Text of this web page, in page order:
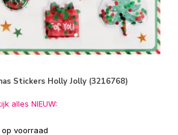
Stickers Holly Jolly (3216768)
alles NIEUW:
voorraad